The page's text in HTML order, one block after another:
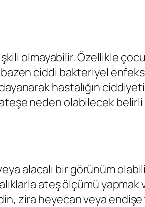
olmayabilir. Özellikle
ciddi bakteriyel
hastalığın
neden olabilecek
alacalı bir görünüm
ateş ölçümü
zira heyecan veya